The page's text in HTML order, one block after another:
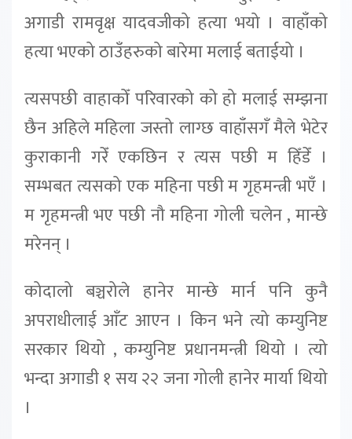
अगाडी रामवृक्ष यादवजीको हत्या भयो । वाहाँको
हत्या भएको ठाउँहरुको बारेमा मलाई बताईयो ।
त्यसपछी वाहाकोँ परिवारको को हो मलाई सम्झना
छैन अहिले महिला जस्तो लाग्छ वाहाँसगँ मैले भेटेर
कुराकानी गरेँ एकछिन र त्यस पछी म हिँडेँ ।
सम्भबत त्यसको एक महिना पछी म गृहमन्त्री भएँ ।
म गृहमन्त्री भए पछी नौ महिना गोली चलेन , मान्छे
मरेनन् ।
कोदालो बञ्चरोले हानेर मान्छे मार्न पनि कुनै
अपराधीलाई आँट आएन । किन भने त्यो कम्युनिष्ट
सरकार थियो , कम्युनिष्ट प्रधानमन्त्री थियो । त्यो
भन्दा अगाडी १ सय २२ जना गोली हानेर मार्या थियो
।